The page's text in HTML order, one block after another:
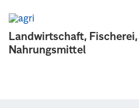
Landwirtschaft,
Nahrungsmittel